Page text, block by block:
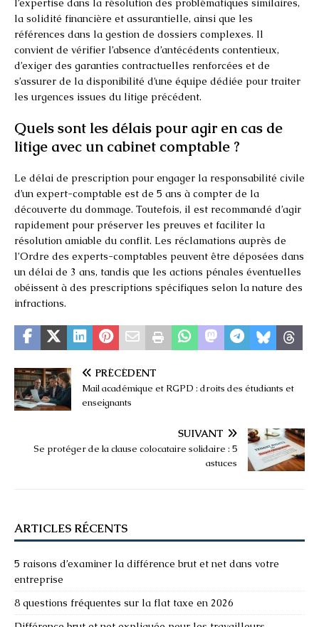
l’expertise dans la résolution des problématiques similaires,
la solidité financière et assurantielle, ainsi que les
références dans la gestion de dossiers complexes. Il
convient de vérifier l’absence d’antécédents contentieux,
d’exiger des garanties contractuelles renforcées et de
s’assurer de la disponibilité d’une équipe dédiée pour traiter
les urgences issues du litige précédent.
Quels sont les délais pour agir en cas de
litige avec un cabinet comptable ?
Le délai de prescription pour engager la responsabilité civile
d’un expert-comptable est de 5 ans à compter de la
découverte du dommage. Toutefois, il est recommandé d’agir
rapidement pour préserver les preuves et faciliter la
résolution amiable du conflit. Les réclamations auprès de
l’Ordre des experts-comptables peuvent être déposées dans
un délai de 3 ans, tandis que les actions pénales éventuelles
obéissent à des prescriptions spécifiques selon la nature des
infractions.
PRÉCÉDENT
Mail académique et RGPD : droits des étudiants et
enseignants
SUIVANT
Se protéger de la clause colocataire solidaire : 5
astuces
ARTICLES RÉCENTS
5 raisons d’examiner la différence brut et net dans votre
entreprise
8 questions fréquentes sur la flat taxe en 2026